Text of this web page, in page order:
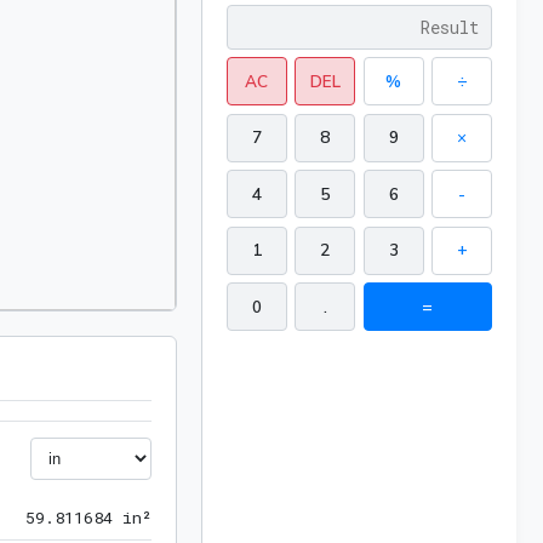
59 . 81 1684 in²
AC DEL % ÷
7 8 9 ×
4 5 6 -
1 2 3 +
0 . =